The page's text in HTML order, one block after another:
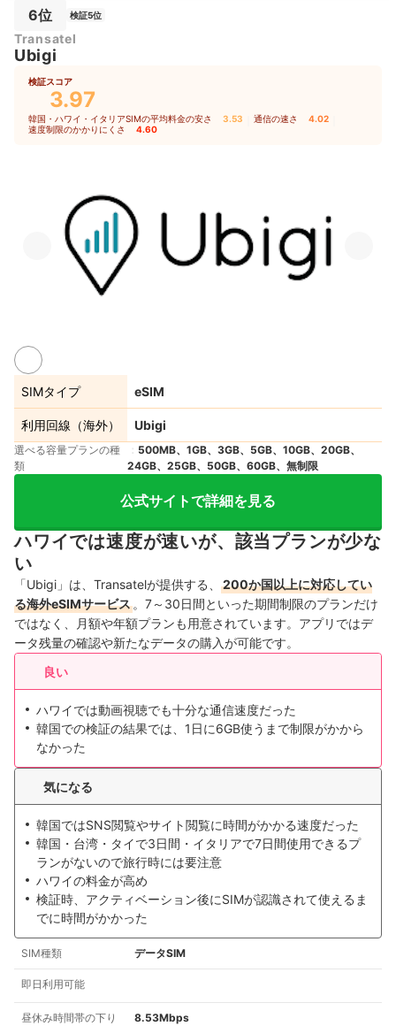
6位 検証5位
Transatel
Ubigi
検証スコア
3.97
韓国・ハワイ・イタリアSIMの平均料金の安さ 3.53 通信の速さ 4.02
速度制限のかかりにくさ 4.60
SIMタイプ eSIM
利用回線（海外） Ubigi
選べる容量プランの種
類
500MB、1GB、3GB、5GB、10GB、20GB、
24GB、25GB、50GB、60GB、無制限
公式サイトで詳細を見る
ハワイでは速度が速いが、該当プランが少な
い
「Ubigi」は、Transatelが提供する、
200か国以上に対応してい
る海外eSIMサービス。7～30日間といった期間制限のプランだけ
ではなく、月額や年額プランも用意されています。アプリではデ
ータ残量の確認や新たなデータの購入が可能です。
良い
ハワイでは動画視聴でも十分な通信速度だった
韓国での検証の結果では、1日に6GB使うまで制限がかから
なかった
気になる
韓国ではSNS閲覧やサイト閲覧に時間がかかる速度だった
韓国・台湾・タイで3日間・イタリアで7日間使用できるプ
ランがないので旅行時には要注意
ハワイの料金が高め
検証時、アクティベーション後にSIMが認識されて使えるま
でに時間がかかった
SIM種類 データSIM
即日利用可能
昼休み時間帯の下り
8.53Mbps